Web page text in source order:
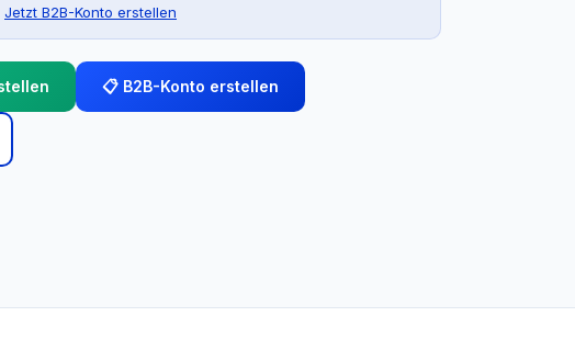
Jetzt B2B-Konto erstellen
📋 B2B-Konto erstellen